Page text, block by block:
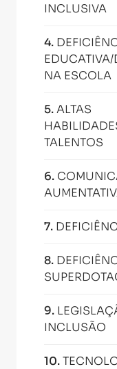
INCLUSIVA
4.
NA ESCOLA
5.ALTAS
TALENTOS
6.
7.
8.
9.
INCLUSÃO
10.